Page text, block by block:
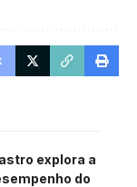
explora a
do